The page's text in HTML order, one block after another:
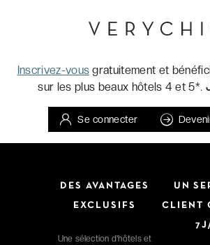
Inscrivez-vous gratuitement et
sur les plus beaux hôtels 4 et 5*.
Se connecter
DES AVANTAGES
EXCLUSIFS
Une sélection d'hôtels et
UN
CLIENT